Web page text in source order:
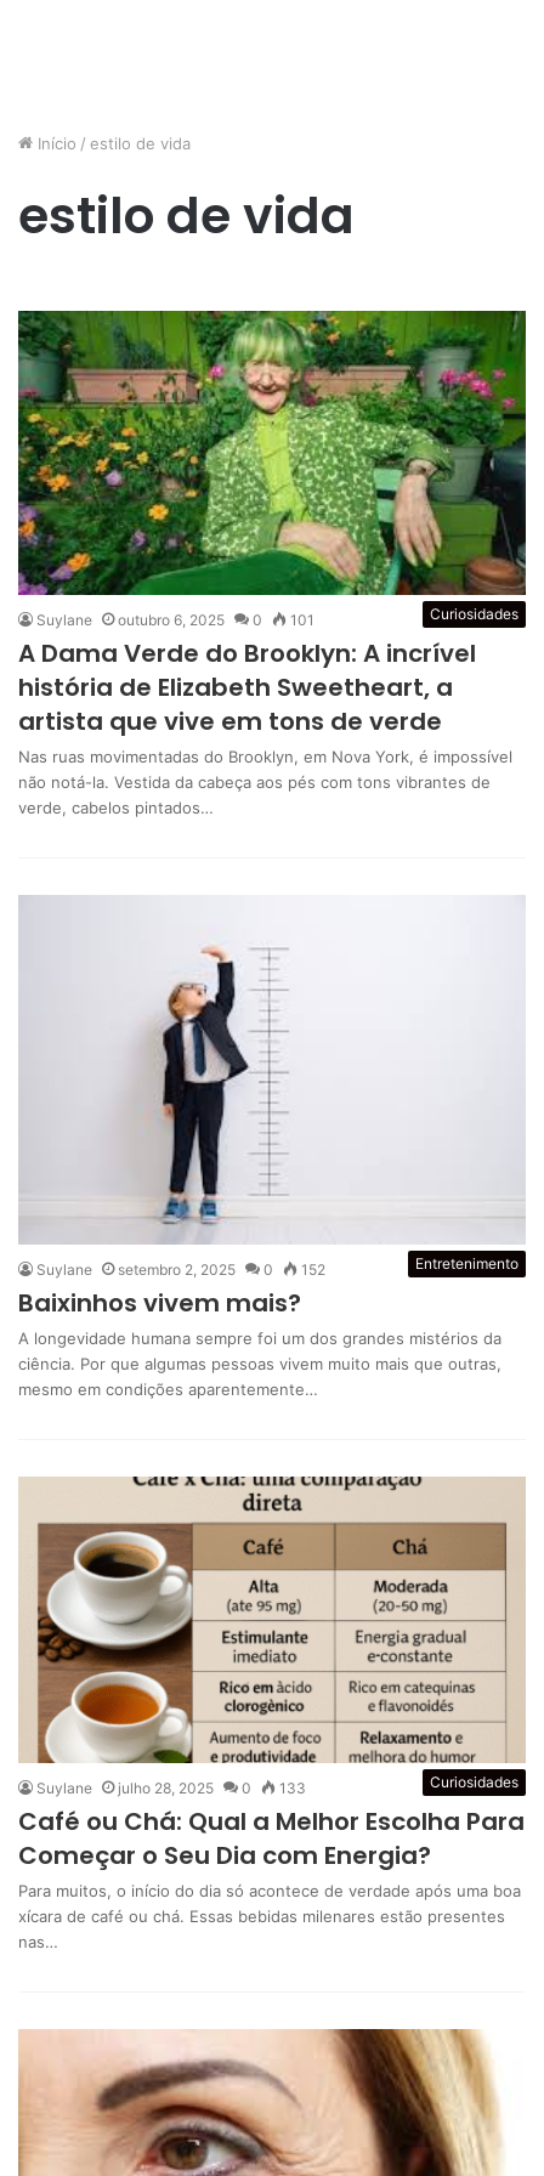
Início / estilo de vida
estilo de vida
Curiosidades
Suylane outubro 6, 2025 0 101
A Dama Verde do Brooklyn: A incrível
história de Elizabeth Sweetheart, a
artista que vive em tons de verde
Nas ruas movimentadas do Brooklyn, em Nova York, é impossível
não notá-la. Vestida da cabeça aos pés com tons vibrantes de
verde, cabelos pintados…
Entretenimento
Suylane setembro 2, 2025 0 152
Baixinhos vivem mais?
A longevidade humana sempre foi um dos grandes mistérios da
ciência. Por que algumas pessoas vivem muito mais que outras,
mesmo em condições aparentemente…
Curiosidades
Suylane julho 28, 2025 0 133
Café ou Chá: Qual a Melhor Escolha Para
Começar o Seu Dia com Energia?
Para muitos, o início do dia só acontece de verdade após uma boa
xícara de café ou chá. Essas bebidas milenares estão presentes
nas…